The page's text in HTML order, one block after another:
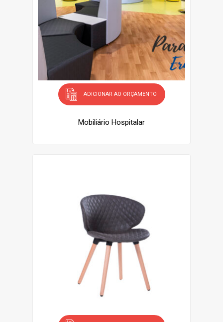
ADICIONAR AO ORÇAMENTO
Mobiliário Hospitalar